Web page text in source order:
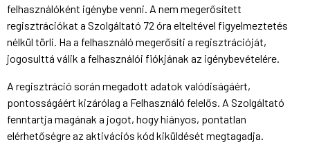
felhasználóként igénybe venni. A nem megerősített
regisztrációkat a Szolgáltató 72 óra elteltével figyelmeztetés
nélkül törli. Ha a felhasználó megerősíti a regisztrációját,
jogosulttá válik a felhasználói fiókjának az igénybevételére.
A regisztráció során megadott adatok valódiságáért,
pontosságáért kizárólag a Felhasználó felelős. A Szolgáltató
fenntartja magának a jogot, hogy hiányos, pontatlan
elérhetőségre az aktivációs kód kiküldését megtagadja.